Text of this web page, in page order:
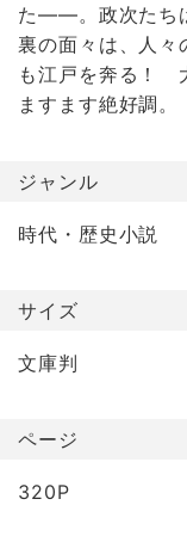
た――。政次たち
裏の面々は、人々
も江戸を奔る！
ますます絶好調。
ジャンル
時代・歴史小説
サイズ
文庫判
ページ
320P